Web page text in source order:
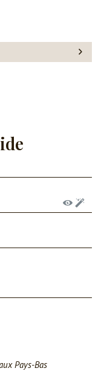
Pays-Bas